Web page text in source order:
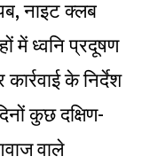
नाइट क्लब
में ध्वनि प्रदूषण
के निर्देश
कुछ दक्षिण-
वाले